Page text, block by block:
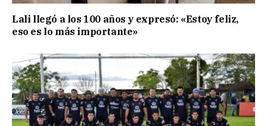
Lali llegó a los 100 años y expresó: «Estoy feliz,
eso es lo más importante»